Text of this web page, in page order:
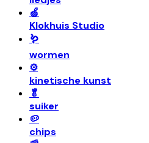
🍏
Klokhuis Studio
🪱
wormen
⚙️
kinetische kunst
🥬
suiker
🥔
chips